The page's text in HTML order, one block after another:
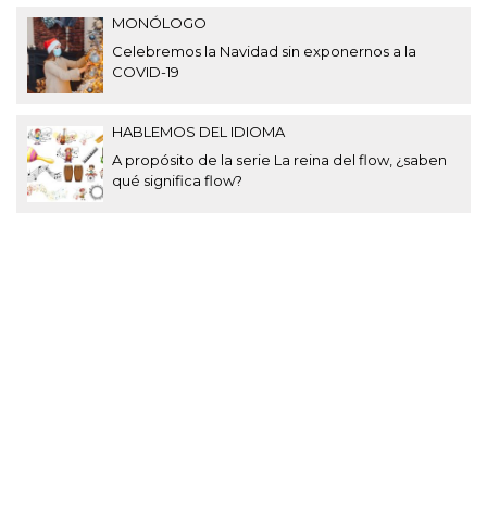
MONÓLOGO
Celebremos la Navidad sin exponernos a la
COVID-19
HABLEMOS DEL IDIOMA
A propósito de la serie La reina del flow, ¿saben
qué significa flow?